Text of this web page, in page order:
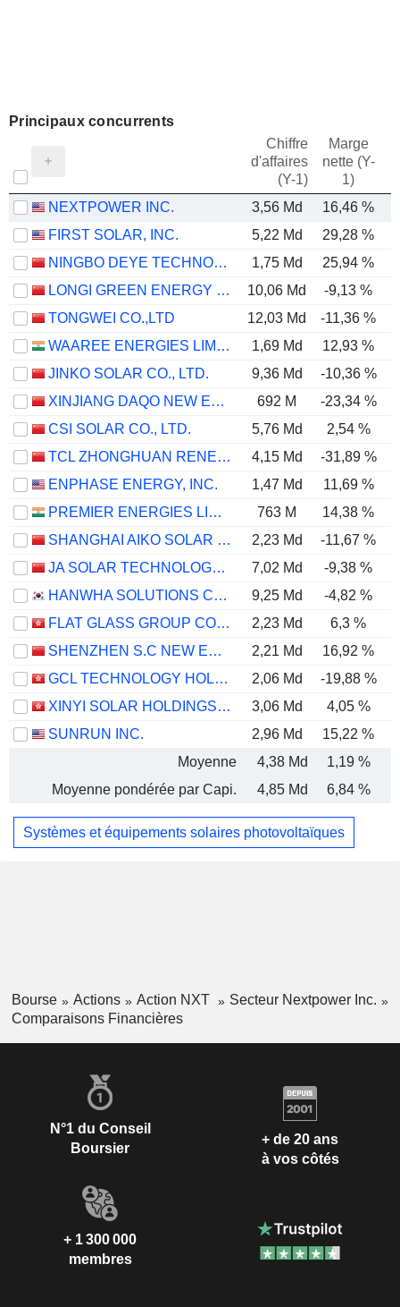
Principaux concurrents
Chiffre
d'affaires
(Y-1)
Marge
nette (Y-
1)
NEXTPOWER INC. 3,56 Md 16,46 %
FIRST SOLAR, INC.
5,22 Md 29,28 %
NINGBO DEYE TECHNOLOGY GROUP CO., LTD.
1,75 Md 25,94 %
LONGI GREEN ENERGY TECHNOLOGY CO., LTD.
10,06 Md -9,13 %
TONGWEI CO.,LTD
12,03 Md -11,36 %
WAAREE ENERGIES LIMITED
1,69 Md 12,93 %
JINKO SOLAR CO., LTD.
9,36 Md -10,36 %
XINJIANG DAQO NEW ENERGY CO.,LTD.
692 M -23,34 %
CSI SOLAR CO., LTD.
5,76 Md 2,54 %
TCL ZHONGHUAN RENEWABLE ENERGY TECHNOLOGY CO.,LTD.
4,15 Md -31,89 %
ENPHASE ENERGY, INC.
1,47 Md 11,69 %
PREMIER ENERGIES LIMITED
763 M 14,38 %
SHANGHAI AIKO SOLAR ENERGY CO.,LTD.
2,23 Md -11,67 %
JA SOLAR TECHNOLOGY CO., LTD.
7,02 Md -9,38 %
HANWHA SOLUTIONS CORPORATION
9,25 Md -4,82 %
FLAT GLASS GROUP CO., LTD.
2,23 Md 6,3 %
SHENZHEN S.C NEW ENERGY TECHNOLOGY CORPORATION
2,21 Md 16,92 %
GCL TECHNOLOGY HOLDINGS LIMITED
2,06 Md -19,88 %
XINYI SOLAR HOLDINGS LIMITED
3,06 Md 4,05 %
SUNRUN INC.
2,96 Md 15,22 %
Moyenne
4,38 Md 1,19 %
Moyenne pondérée par Capi.
4,85 Md 6,84 %
Systèmes et équipements solaires photovoltaïques
Bourse Actions Action NXT
Secteur Nextpower Inc.
Comparaisons Financières
N°1 du Conseil
Boursier
+ de 20 ans
à vos côtés
+ 1 300 000
membres